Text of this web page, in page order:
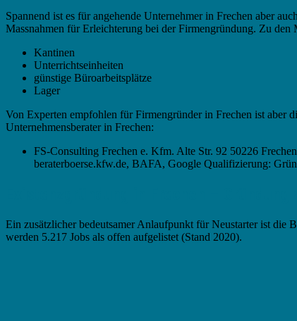
Spannend ist es für angehende Unternehmer in Frechen aber
Massnahmen für Erleichterung bei der Firmengründung. Zu den
Kantinen
Unterrichtseinheiten
günstige Büroarbeitsplätze
Lager
Von Experten empfohlen für Firmengründer in Frechen ist aber
Unternehmensberater in Frechen:
FS-Consulting Frechen e. Kfm. Alte Str. 92 50226
beraterboerse.kfw.de, BAFA, Google Qualifizierung:
Ein zusätzlicher bedeutsamer Anlaufpunkt für Neustarter ist die
werden 5.217 Jobs als offen aufgelistet (Stand 2020).